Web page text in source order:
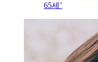
65세’